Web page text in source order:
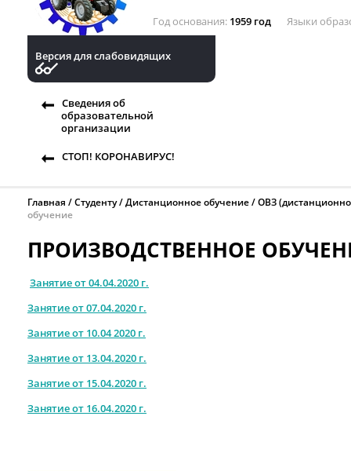
Год основания 1959 год Языки
Версия для слабовидящих
Сведения об
образовательной
организации
СТОП! КОРОНАВИРУС!
Главная Студенту Дистанционное обучение
ОВЗ
обучение
ПРОИЗВОДСТВЕННОЕ
Занятие от 04.04.2020 г.
Занятие от 07.04.2020 г.
Занятие от 10.04 2020 г.
Занятие от 13.04.2020 г.
Занятие от 15.04.2020 г.
Занятие от 16.04.2020 г.